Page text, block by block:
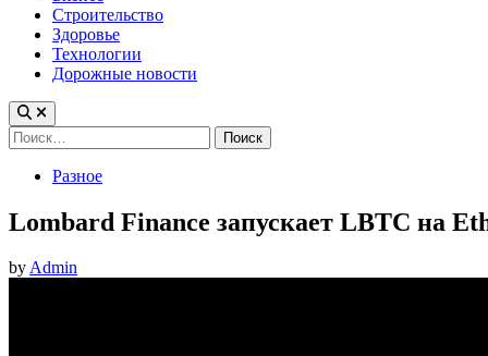
Строительство
Здоровье
Технологии
Дорожные новости
Найти:
PostedРазное
Lombard Finance запускает LBTC на
byAdmin